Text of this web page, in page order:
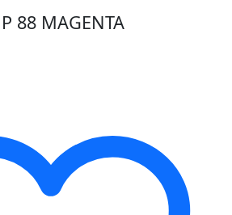
88 MAGENTA